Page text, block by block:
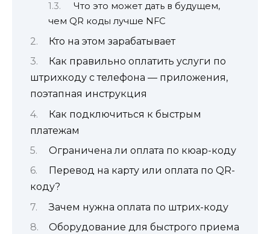
Что это может дать в будущем,
чем QR коды лучше NFC
Кто на этом зарабатывает
Как правильно оплатить услуги по
штрихкоду с телефона — приложения,
поэтапная инструкция
Как подключиться к быстрым
платежам
Ограничена ли оплата по кюар-коду
Перевод на карту или оплата по QR-
коду?
Зачем нужна оплата по штрих-коду
Оборудование для быстрого приема